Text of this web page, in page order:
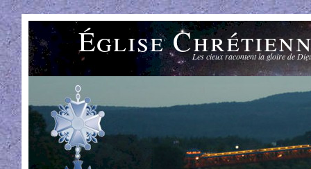
Église Les cieux racontent la gloire de